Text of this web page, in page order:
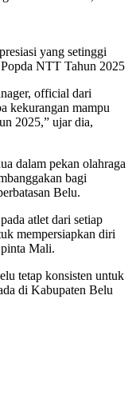
yang setinggi
NTT Tahun 2025
official dari
kekurangan mampu
2025,” ujar dia,
dalam pekan olahraga
bagi
Belu.
atlet dari setiap
mempersiapkan diri
Mali.
tetap konsisten untuk
di Kabupaten Belu